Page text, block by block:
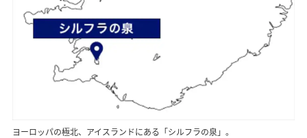
ヨーロッパの極北、アイスランドにある「シルフラの泉」。